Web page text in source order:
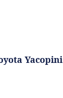
Yacopini